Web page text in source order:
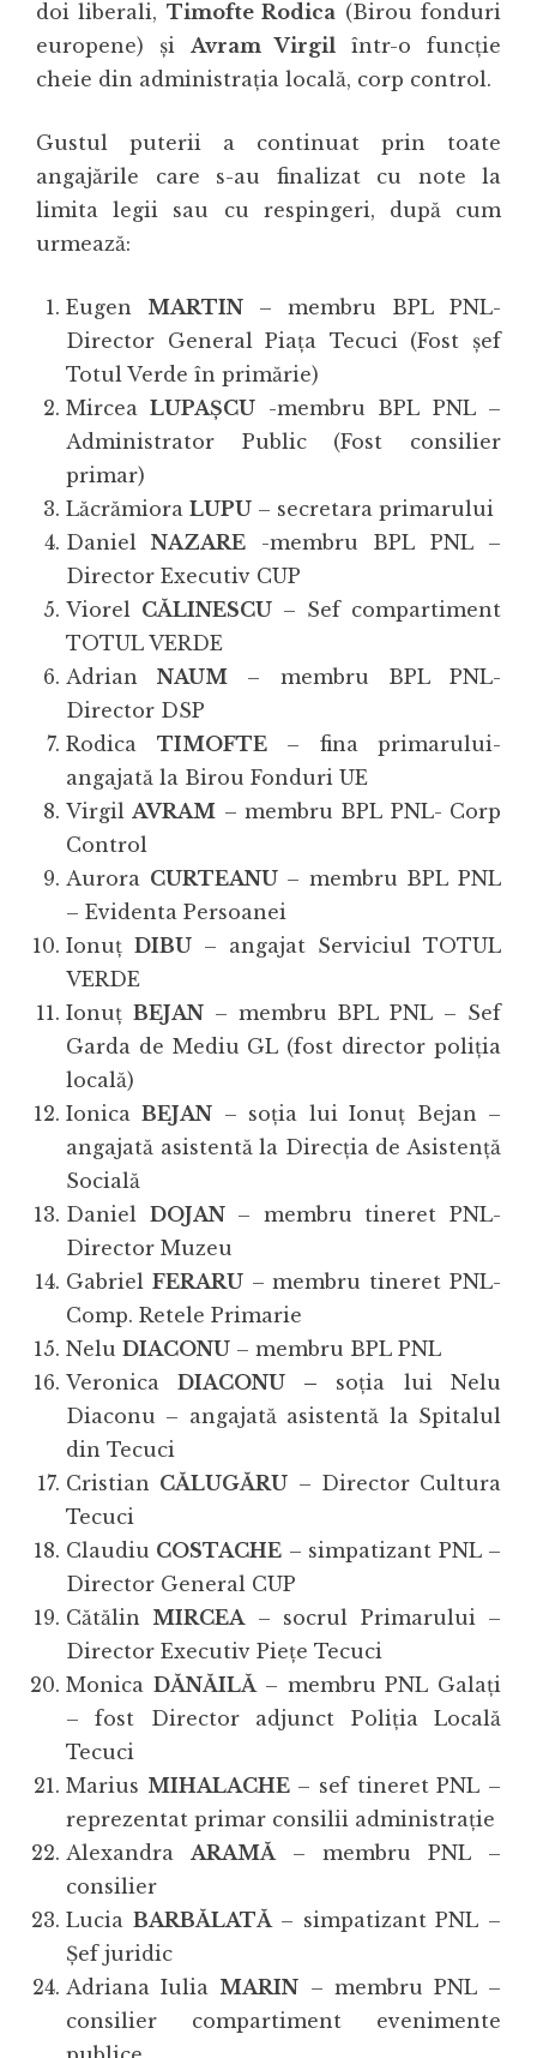
doi liberali, Timofte Rodica (Birou fonduri
europene) și Avram Virgil într-o funcție
cheie din administrația locală, corp control.
Gustul puterii a continuat prin toate
angajările care s-au finalizat cu note la
limita legii sau cu respingeri, după cum
urmează:
Eugen MARTIN – membru BPL PNL-
Director General Piața Tecuci (Fost șef
Totul Verde în primărie)
MirceaLUPAȘCU -membru BPL PNL –
Administrator Public (Fost consilier
primar)
Lăcrămiora LUPU – secretara primarului
DanielNAZARE -membru BPL PNL –
Director Executiv CUP
Viorel CĂLINESCU – Sef compartiment
TOTUL VERDE
AdrianNAUM – membru BPL PNL-
Director DSP
Rodica TIMOFTE– fina primarului-
angajată la Birou Fonduri UE
VirgilAVRAM – membru BPL PNL- Corp
Control
Aurora CURTEANU– membru BPL PNL
– Evidenta Persoanei
Ionuț DIBU – angajat Serviciul TOTUL
VERDE
Ionuț BEJAN– membru BPL PNL – Sef
Garda de Mediu GL (fost director poliția
locală)
IonicaBEJAN – soția lui Ionuț Bejan –
angajată asistentă la Direcția de Asistență
Socială
Daniel DOJAN– membru tineret PNL-
Director Muzeu
Gabriel FERARU– membru tineret PNL-
Comp. Retele Primarie
Nelu DIACONU – membru BPL PNL
VeronicaDIACONU – soția lui Nelu
Diaconu – angajată asistentă la Spitalul
din Tecuci
Cristian CĂLUGĂRU – Director Cultura
Tecuci
Claudiu COSTACHE – simpatizant PNL –
Director General CUP
Cătălin MIRCEA– socrul Primarului –
Director Executiv Piețe Tecuci
Monica DĂNĂILĂ– membru PNL Galați
– fost Director adjunct Poliția Locală
Tecuci
Marius MIHALACHE– sef tineret PNL –
reprezentat primar consilii administrație
Alexandra ARAMĂ– membru PNL –
consilier
Lucia BARBĂLATĂ– simpatizant PNL –
Șef juridic
Adriana Iulia MARIN – membru PNL –
consilier compartiment evenimente